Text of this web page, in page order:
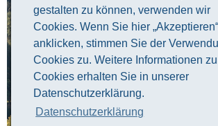
gestalten zu können, verwenden wir
Cookies. Wenn Sie hier „Akzeptieren“
anklicken, stimmen Sie der
Cookies zu. Weitere Informationen zu
Cookies erhalten Sie in unserer
Datenschutzerklärung.
Datenschutzerklärung